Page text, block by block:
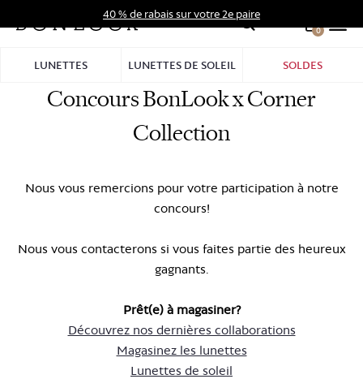
au
40 % de rabais sur votre 2e paire
0
LUNETTES LUNETTES DE SOLEIL SOLDES
Concours BonLook x Corner
Collection
Nous vous remercions pour votre participation à notre
concours!
Nous vous contacterons si vous faites partie des heureux
gagnants.
Prêt(e) à magasiner?
Découvrez nos dernières collaborations
Magasinez les lunettes
Lunettes de soleil